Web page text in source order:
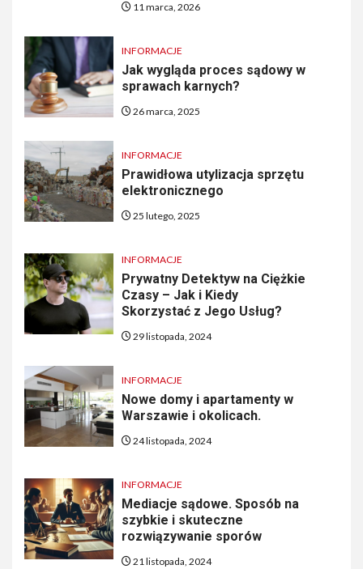
11 marca, 2026
INFORMACJE
Jak wygląda proces sądowy w
sprawach karnych?
26 marca, 2025
INFORMACJE
Prawidłowa utylizacja sprzętu
elektronicznego
25 lutego, 2025
INFORMACJE
Prywatny Detektyw na Ciężkie
Czasy – Jak i Kiedy
Skorzystać z Jego Usług?
29 listopada, 2024
INFORMACJE
Nowe domy i apartamenty w
Warszawie i okolicach.
24 listopada, 2024
INFORMACJE
Mediacje sądowe. Sposób na
szybkie i skuteczne
rozwiązywanie sporów
21 listopada, 2024